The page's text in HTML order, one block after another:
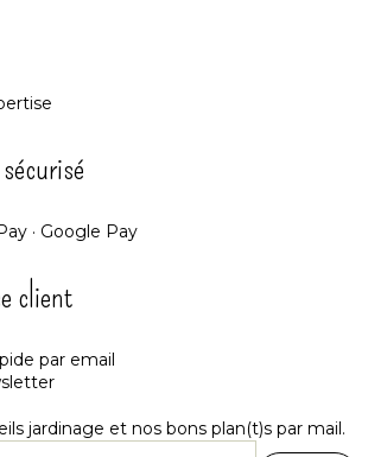
· Google Pay
client
par email
jardinage et nos bons plan(t)s par mail.